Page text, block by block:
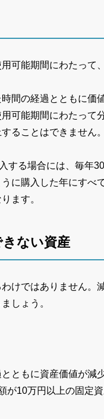
可能期間にわたって
間の経過とともに価
可能期間にわたって
ることはできません。
する場合には、毎年
に購入した年にすべ
ます。
ない資産
けではありません。
しょう。
ともに資産価値が減
10万円以上の固定資